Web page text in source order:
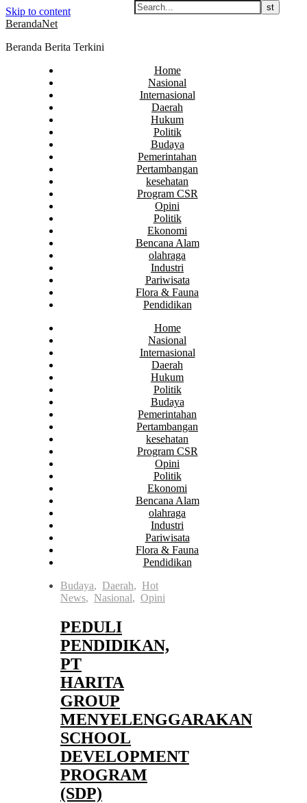
Skip to content
BerandaNet
Beranda Berita Terkini
Home
Nasional
Internasional
Daerah
Hukum
Politik
Budaya
Pemerintahan
Pertambangan
kesehatan
Program CSR
Opini
Politik
Ekonomi
Bencana Alam
olahraga
Industri
Pariwisata
Flora & Fauna
Pendidikan
Home
Nasional
Internasional
Daerah
Hukum
Politik
Budaya
Pemerintahan
Pertambangan
kesehatan
Program CSR
Opini
Politik
Ekonomi
Bencana Alam
olahraga
Industri
Pariwisata
Flora & Fauna
Pendidikan
Budaya, Daerah, Hot
News, Nasional, Opini
PEDULI
PENDIDIKAN,
PT
HARITA
GROUP
MENYELENGGARAKAN
SCHOOL
DEVELOPMENT
PROGRAM
(SDP)